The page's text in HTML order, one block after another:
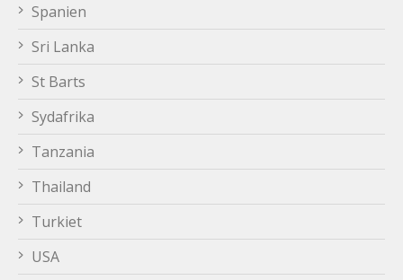
Spanien
Sri Lanka
St Barts
Sydafrika
Tanzania
Thailand
Turkiet
USA